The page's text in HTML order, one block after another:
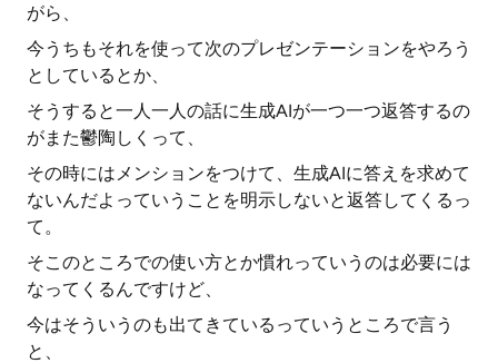
がら、
今うちもそれを使って次のプレゼンテーションをやろう
としているとか、
そうすると一人一人の話に生成AIが一つ一つ返答するの
がまた鬱陶しくって、
その時にはメンションをつけて、生成AIに答えを求めて
ないんだよっていうことを明示しないと返答してくるっ
て。
そこのところでの使い方とか慣れっていうのは必要には
なってくるんですけど、
今はそういうのも出てきているっていうところで言う
と、